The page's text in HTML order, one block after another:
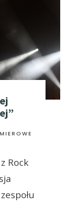
Rock